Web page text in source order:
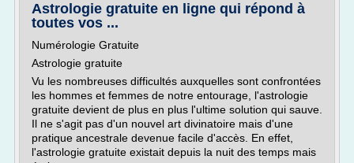
Astrologie gratuite en ligne qui répond à
toutes vos ...
Numérologie Gratuite
Astrologie gratuite
Vu les nombreuses difficultés auxquelles sont confrontées
les hommes et femmes de notre entourage, l'astrologie
gratuite devient de plus en plus l'ultime solution qui sauve.
Il ne s'agit pas d'un nouvel art divinatoire mais d'une
pratique ancestrale devenue facile d'accès. En effet,
l'astrologie gratuite existait depuis la nuit des temps mais